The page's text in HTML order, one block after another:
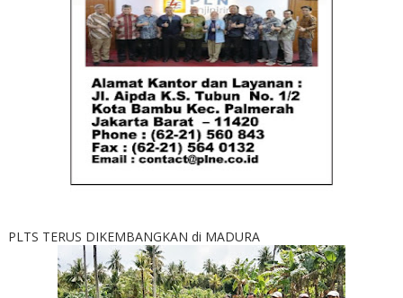
PLTS TERUS DIKEMBANGKAN di MADURA